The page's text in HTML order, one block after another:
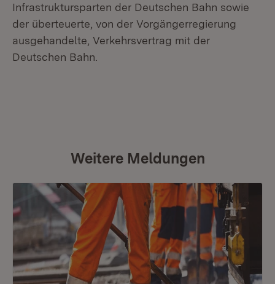
Infrastruktursparten der Deutschen Bahn sowie
der überteuerte, von der Vorgängerregierung
ausgehandelte, Verkehrsvertrag mit der
Deutschen Bahn.
Weitere Meldungen